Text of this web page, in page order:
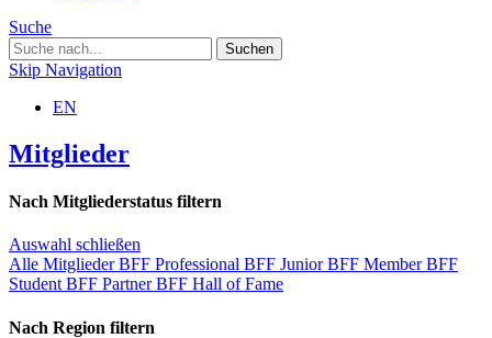
Suche
Skip Navigation
EN
Mitglieder
Nach Mitgliederstatus filtern
Auswahl schließen
Alle MitgliederBFF Professional BFF JuniorBFF MemberBFF
Student BFF PartnerBFF Hall of Fame
Nach Region filtern